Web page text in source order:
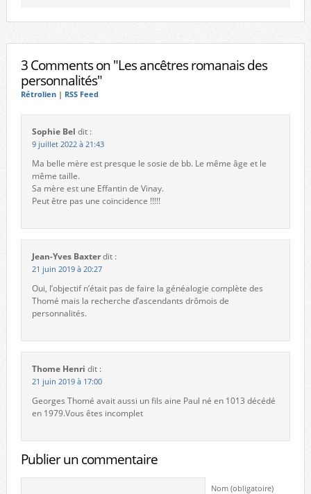
3 Comments on "Les ancêtres romanais des
personnalités"
Rétrolien| RSS Feed
Sophie Bel dit :
9 juillet 2022 à 21:43
Ma belle mère est presque le sosie de bb. Le même âge et le
même taille.
Sa mère est une Effantin de Vinay.
Peut être pas une coïncidence !!!!!
Jean-Yves Baxterdit :
21 juin 2019 à 20:27
Oui, l’objectif n’était pas de faire la généalogie complète des
Thomé mais la recherche d’ascendants drômois de
personnalités.
Thome Henri dit :
21 juin 2019 à 17:00
Georges Thomé avait aussi un fils aine Paul né en 1013 décédé
en 1979.Vous êtes incomplet
Publier un commentaire
Nom (obligatoire)